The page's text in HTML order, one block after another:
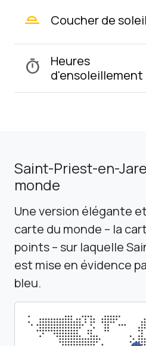
wb_twilight_2 Coucher de soleil
timer
Heures
d'ensoleillement
Saint-Priest-en-
monde
Une version élégante
carte du monde – la
points – sur laquelle
est mise en évidence
bleu.